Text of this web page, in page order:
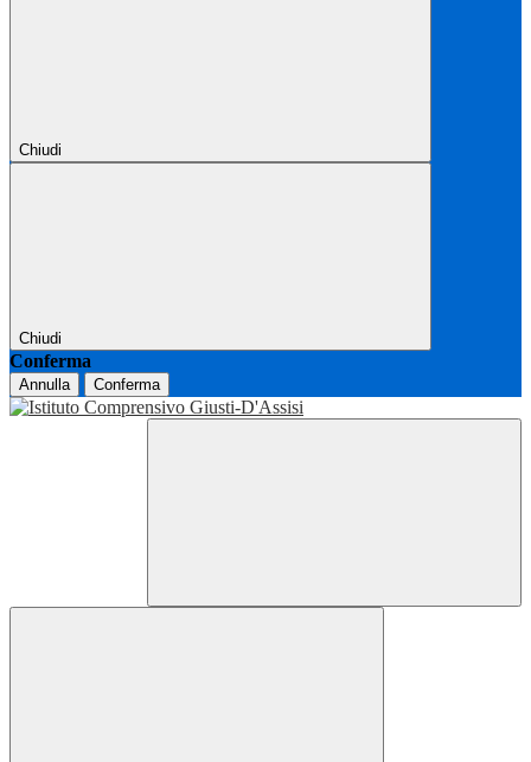
Chiudi
Chiudi
Conferma
Annulla Conferma